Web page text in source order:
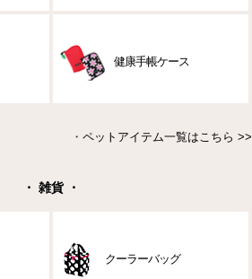
健康手帳ケース
・ ペットアイテム一覧はこちら >>
・ 雑貨 ・
クーラーバッグ